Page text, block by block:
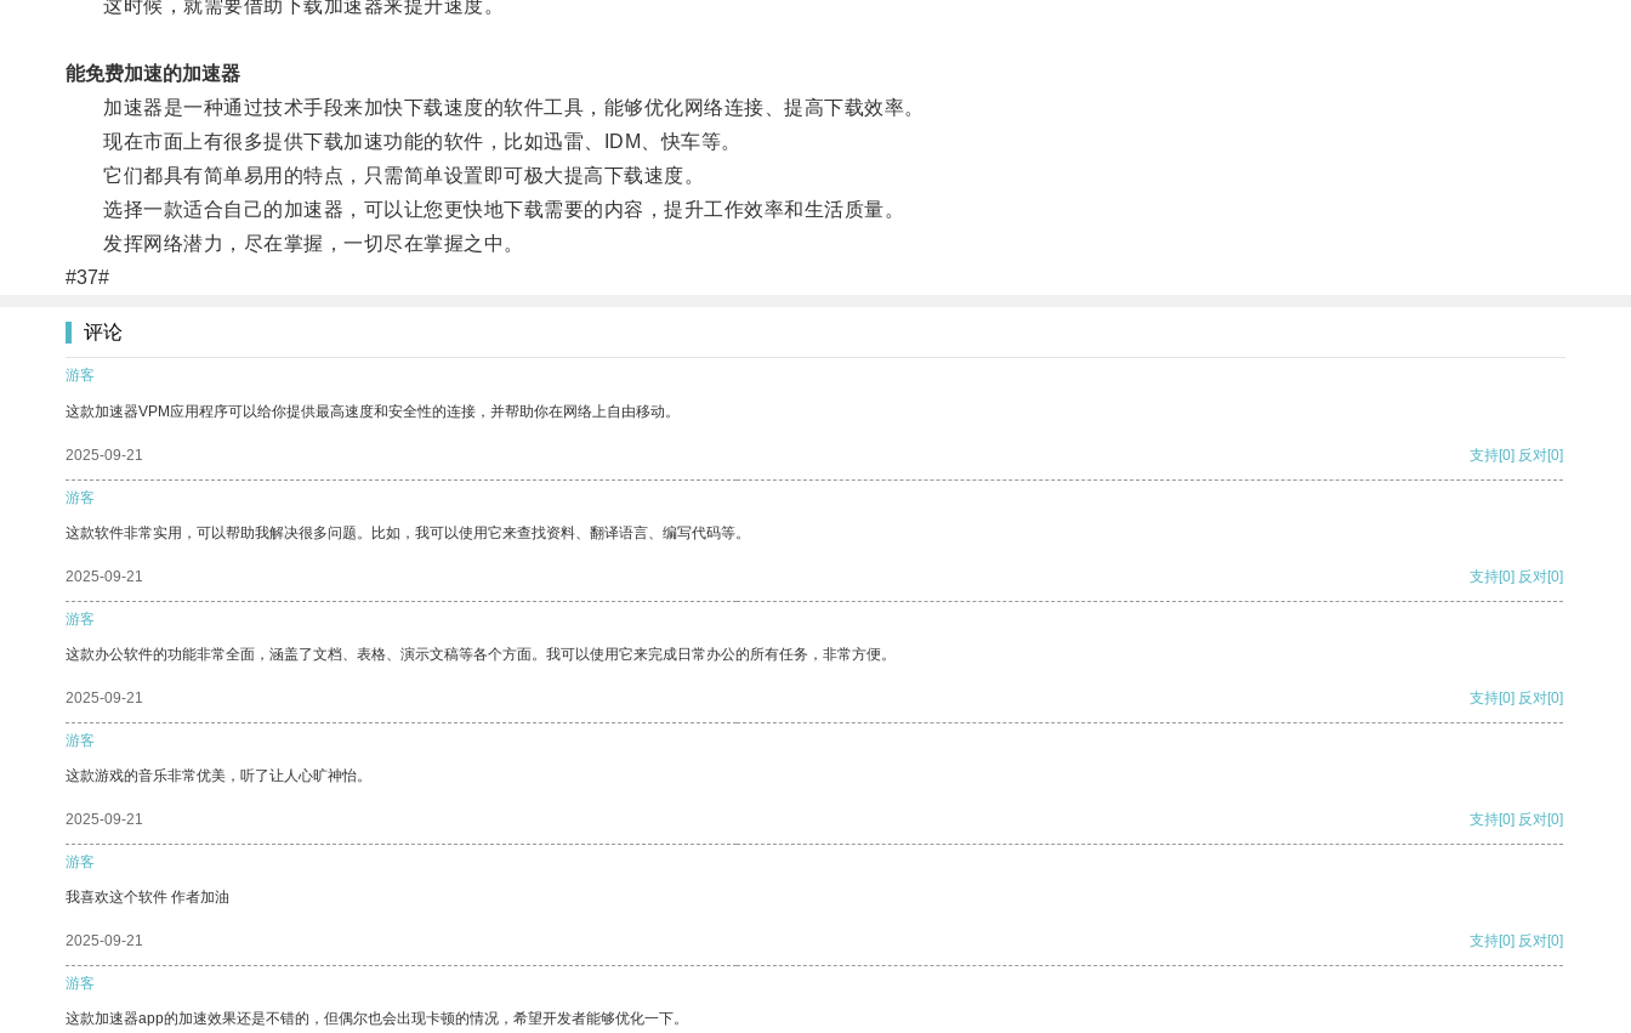
这时候，就需要借助下载加速器来提升速度。
能免费加速的加速器
加速器是一种通过技术手段来加快下载速度的软件工具，能够优化网络连接、提高下载效率。
现在市面上有很多提供下载加速功能的软件，比如迅雷、IDM、快车等。
它们都具有简单易用的特点，只需简单设置即可极大提高下载速度。
选择一款适合自己的加速器，可以让您更快地下载需要的内容，提升工作效率和生活质量。
发挥网络潜力，尽在掌握，一切尽在掌握之中。
#37#
评论
游客
这款加速器VPM应用程序可以给你提供最高速度和安全性的连接，并帮助你在网络上自由移动。
2025-09-21 支持[0] 反对[0]
游客
这款软件非常实用，可以帮助我解决很多问题。比如，我可以使用它来查找资料、翻译语言、编写代码等。
2025-09-21 支持[0] 反对[0]
游客
这款办公软件的功能非常全面，涵盖了文档、表格、演示文稿等各个方面。我可以使用它来完成日常办公的所有任务，非常方便。
2025-09-21 支持[0] 反对[0]
游客
这款游戏的音乐非常优美，听了让人心旷神怡。
2025-09-21 支持[0] 反对[0]
游客
我喜欢这个软件 作者加油
2025-09-21 支持[0] 反对[0]
游客
这款加速器app的加速效果还是不错的，但偶尔也会出现卡顿的情况，希望开发者能够优化一下。